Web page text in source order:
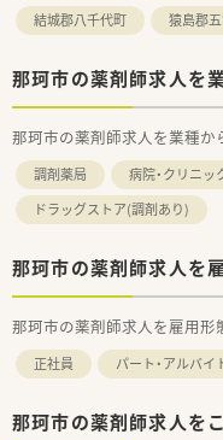
≪こんな方にお勧
早くから在宅医療
す。
■様々な店舗形態で
地域の皆様の健康
る地域密着型店舗、
どの門前に展開する
験を得ることができ
■真のかかりつけ薬
服薬管理はもちろん
し患者さまと向き合
かかりつけ等のノ
結城郡八千代町
猿島郡
那珂市の薬剤師求人を
那珂市の薬剤師求人を業種か
調剤薬局 病院・クリニッ
ドラッグストア(調剤あり)
那珂市の薬剤師求人を
那珂市の薬剤師求人を雇用形
正社員 パート・アルバイ
那珂市の薬剤師求人を